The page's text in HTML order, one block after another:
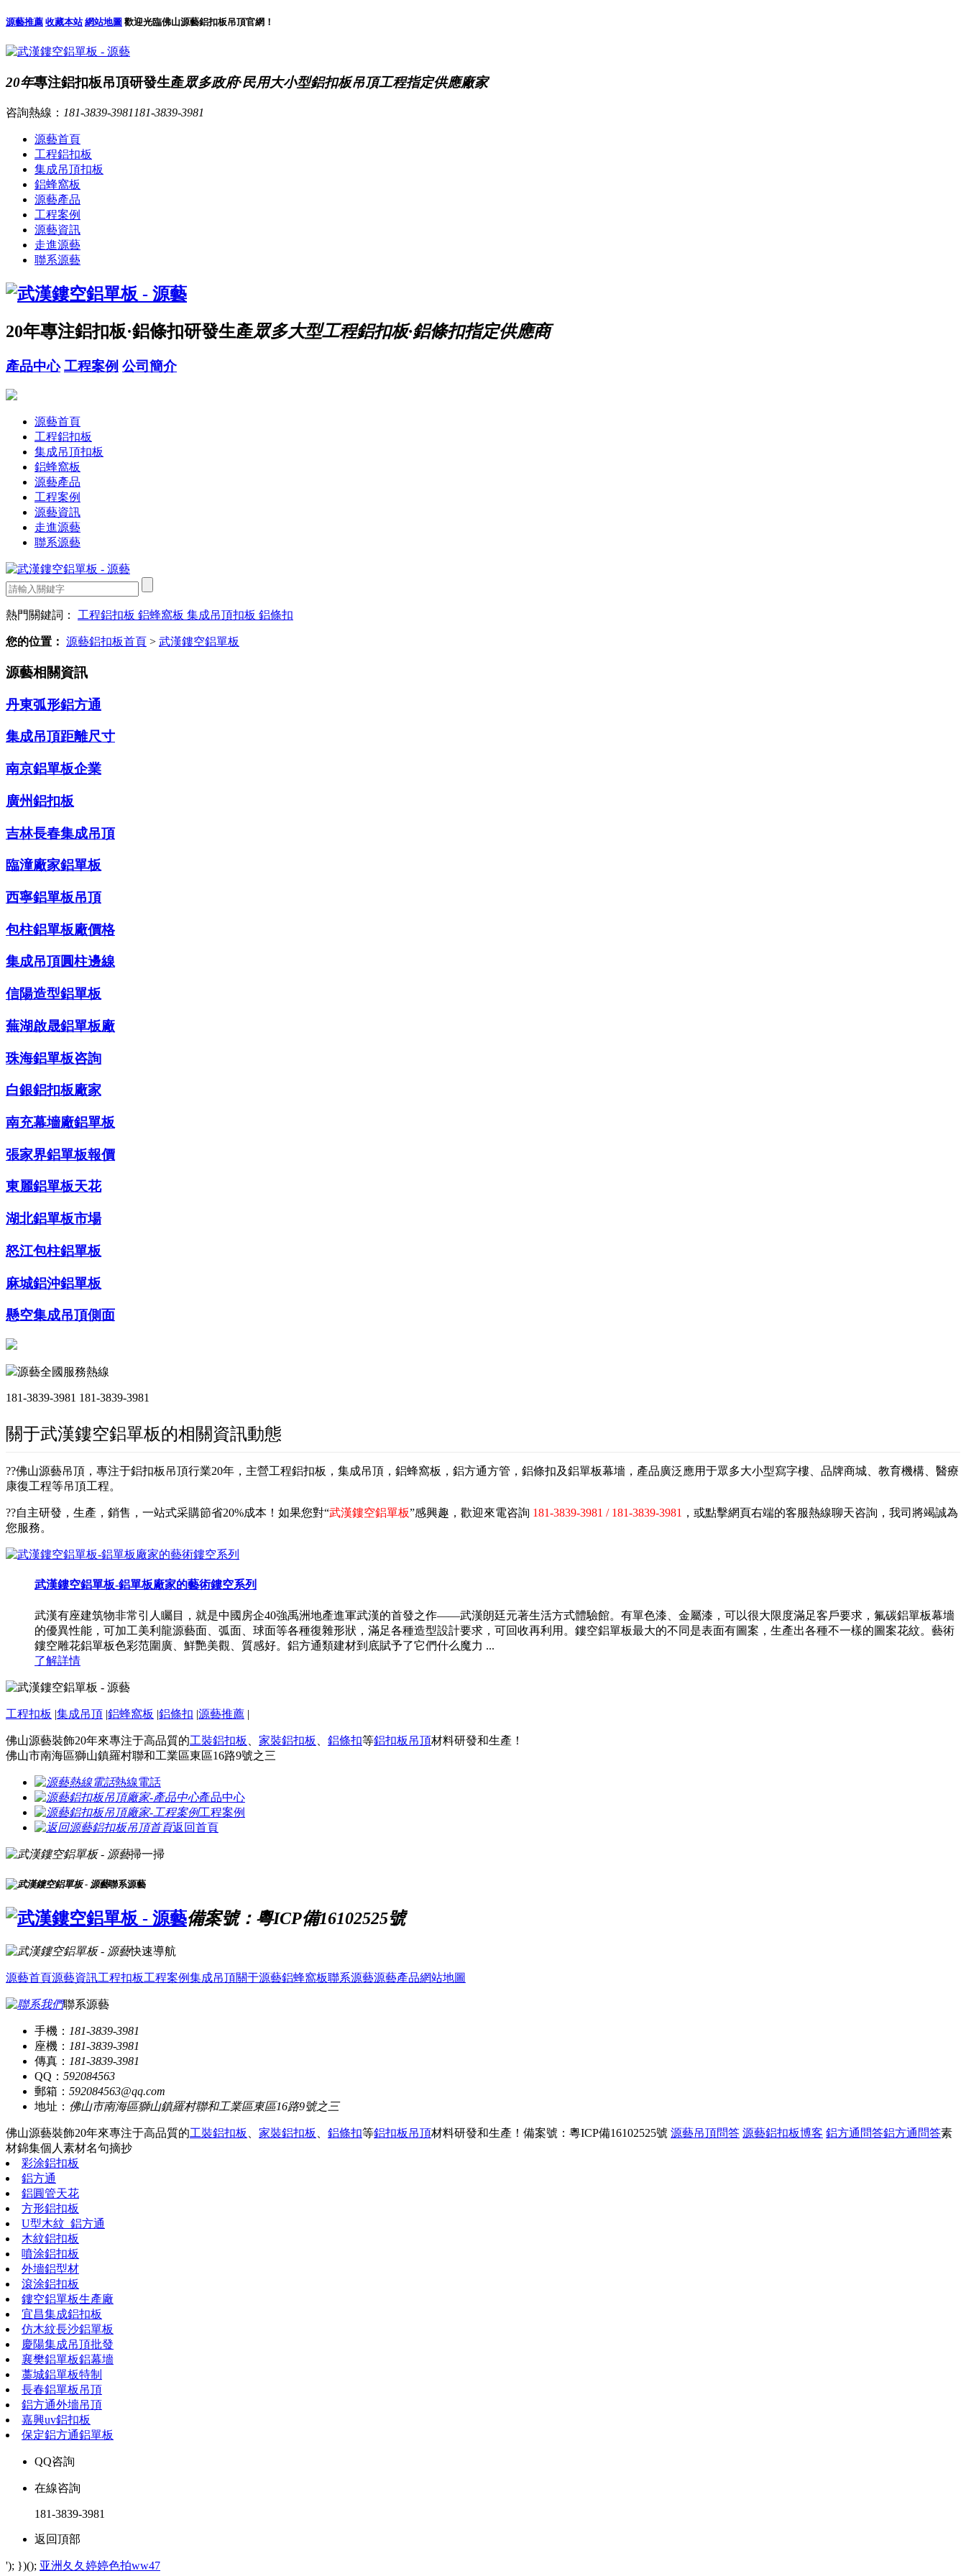
源藝推薦 收藏本站 網站地圖 歡迎光臨佛山源藝鋁扣板吊頂官網！
20年專注鋁扣板吊頂研發生產眾多政府·民用大小型鋁扣板吊頂工程指定供應廠家
咨詢熱線： 181-3839-3981 181-3839-3981
源藝首頁
工程鋁扣板
集成吊頂扣板
鋁蜂窩板
源藝產品
工程案例
源藝資訊
走進源藝
聯系源藝
20年專注鋁扣板·鋁條扣研發生產眾多大型工程鋁扣板·鋁條扣指定供應商
產品中心 工程案例 公司簡介
源藝首頁
工程鋁扣板
集成吊頂扣板
鋁蜂窩板
源藝產品
工程案例
源藝資訊
走進源藝
聯系源藝
熱門關鍵詞： 工程鋁扣板 鋁蜂窩板 集成吊頂扣板 鋁條扣
您的位置： 源藝鋁扣板首頁 > 武漢鏤空鋁單板
源藝相關資訊
丹東弧形鋁方通
集成吊頂距離尺寸
南京鋁單板企業
廣州鋁扣板
吉林長春集成吊頂
臨潼廠家鋁單板
西寧鋁單板吊頂
包柱鋁單板廠價格
集成吊頂圓柱邊線
信陽造型鋁單板
蕪湖啟晟鋁單板廠
珠海鋁單板咨詢
白銀鋁扣板廠家
南充幕墻廠鋁單板
張家界鋁單板報價
東麗鋁單板天花
湖北鋁單板市場
怒江包柱鋁單板
麻城鋁沖鋁單板
懸空集成吊頂側面
源藝全國服務熱線
181-3839-3981 181-3839-3981
關于武漢鏤空鋁單板的相關資訊動態
??佛山源藝吊頂，專注于鋁扣板吊頂行業20年，主營工程鋁扣板，集成吊頂，鋁蜂窩板，鋁方通方管，鋁條扣及鋁單板幕墻，產品廣泛應用于眾多大小型寫字樓、品牌商城、教育機構、醫療
康復工程等吊頂工程。
??自主研發，生產，銷售，一站式采購節省20%成本！如果您對“武漢鏤空鋁單板”感興趣，歡迎來電咨詢 181-3839-3981 / 181-3839-3981 ，或點擊網頁右端的客服熱線聊天咨詢，我司將竭誠為
您服務。
武漢鏤空鋁單板-鋁單板廠家的藝術鏤空系列
武漢有座建筑物非常引人矚目，就是中國房企40強禹洲地產進軍武漢的首發之作——武漢朗廷元著生活方式體驗館。有單色漆、金屬漆，可以很大限度滿足客戶要求，氟碳鋁單板幕墻
的優異性能，可加工美利龍源藝面、弧面、球面等各種復雜形狀，滿足各種造型設計要求，可回收再利用。鏤空鋁單板最大的不同是表面有圖案，生產出各種不一樣的圖案花紋。藝術
鏤空雕花鋁單板色彩范圍廣、鮮艷美觀、質感好。鋁方通類建材到底賦予了它們什么魔力 ...
了解詳情
工程扣板 |集成吊頂 |鋁蜂窩板 |鋁條扣 |源藝推薦 |
佛山源藝裝飾20年來專注于高品質的工裝鋁扣板 家裝鋁扣板 鋁條扣等鋁扣板吊頂材料研發和生產！
佛山市南海區獅山鎮羅村聯和工業區東區16路9號之三
熱線電話
產品中心
工程案例
返回首頁
掃一掃
聯系源藝
備案號：粵ICP備16102525號
快速導航
源藝首頁源藝資訊工程扣板工程案例集成吊頂關于源藝鋁蜂窩板聯系源藝源藝產品網站地圖
聯系源藝
手機： 181-3839-3981
座機： 181-3839-3981
傳真： 181-3839-3981
QQ： 592084563
郵箱： 592084563@qq.com
地址： 佛山市南海區獅山鎮羅村聯和工業區東區16路9號之三
佛山源藝裝飾20年來專注于高品質的工裝鋁扣板 家裝鋁扣板 鋁條扣等鋁扣板吊頂材料研發和生產！ 備案號：粵ICP備16102525號 源藝吊頂問答 源藝鋁扣板博客 鋁方通問答鋁方通問答素
材錦集個人素材名句摘抄
彩涂鋁扣板
鋁方通
鋁圓管天花
方形鋁扣板
U型木紋_鋁方通
木紋鋁扣板
噴涂鋁扣板
外墻鋁型材
滾涂鋁扣板
鏤空鋁單板生產廠
宜昌集成鋁扣板
仿木紋長沙鋁單板
慶陽集成吊頂批發
襄樊鋁單板鋁幕墻
藁城鋁單板特制
長春鋁單板吊頂
鋁方通外墻吊頂
嘉興uv鋁扣板
保定鋁方通鋁單板
QQ咨詢
在線咨詢
181-3839-3981
返回頂部
'); })(); 亚洲夂夂婷婷色拍ww47